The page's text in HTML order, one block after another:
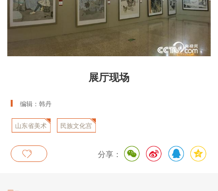
展厅现场
编辑：韩丹
山东省美术 民族文化宫
分享：